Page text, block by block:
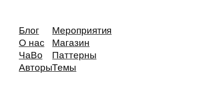
Блог
О нас
ЧаВо
Авторы
Мероприятия
Магазин
Паттерны
Темы